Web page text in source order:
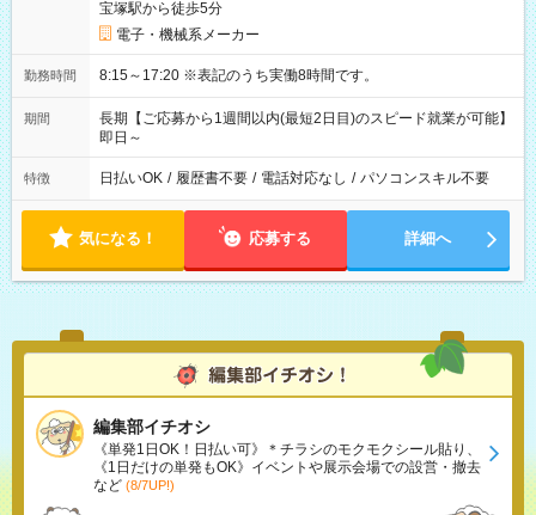
宝塚駅から徒歩5分
電子・機械系メーカー
勤務時間 8:15～17:20 ※表記のうち実働8時間です。
期間
長期【ご応募から1週間以内(最短2日目)のスピード就業が可能】
即日～
特徴 日払いOK / 履歴書不要 / 電話対応なし / パソコンスキル不要
気になる！ 応募する 詳細へ
編集部イチオシ
《単発1日OK！日払い可》＊チラシのモクモクシール貼り、
《1日だけの単発もOK》イベントや展示会場での設営・撤去
など (8/7UP!)